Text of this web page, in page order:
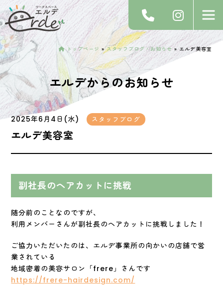
トップページ »スタッフブログ・お知らせ»エルデ美容室
エルデからのお知らせ
2025年6月4日(水) スタッフブログ
エルデ美容室
副社長のヘアカットに挑戦
随分前のことなのですが、
利用メンバーさんが副社長のヘアカットに挑戦しました！
ご協力いただいたのは、エルデ事業所の向かいの店舗で営
業されている
地域密着の美容サロン「frere」さんです
https://frere-hairdesign.com/